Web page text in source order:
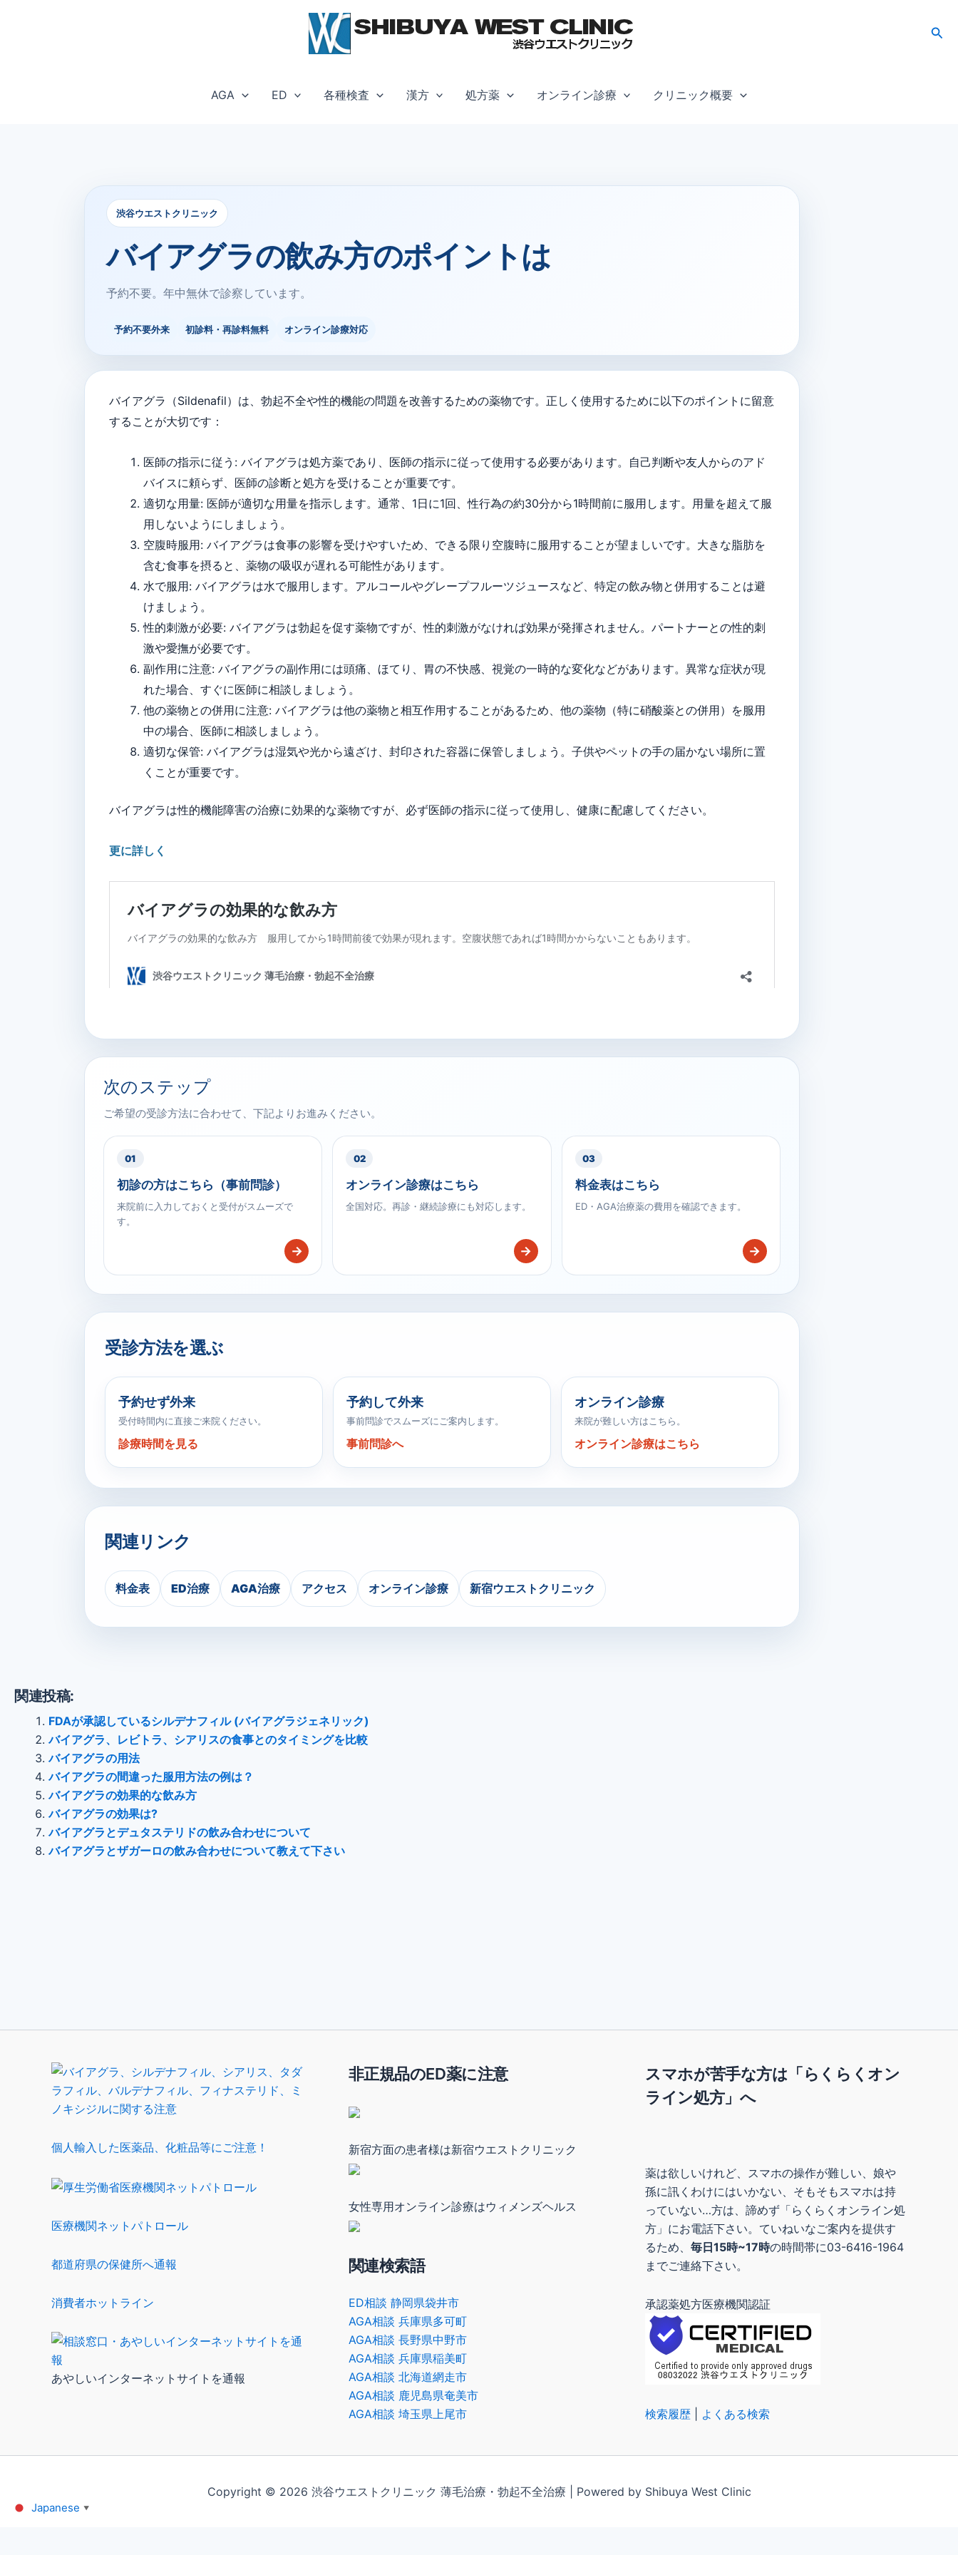
検
AGA ED 各種検査 漢方 処方薬 オンライン診療 クリニック概要
渋谷ウエストクリニック
バイアグラの飲み方のポイントは
予約不要。年中無休で診察しています。
予約不要外来 初診料・再診料無料 オンライン診療対応
バイアグラ（Sildenafil）は、勃起不全や性的機能の問題を改善するための薬物です。正しく使用するために以下のポイントに留意
することが大切です：
医師の指示に従う: バイアグラは処方薬であり、医師の指示に従って使用する必要があります。自己判断や友人からのアド
バイスに頼らず、医師の診断と処方を受けることが重要です。
適切な用量: 医師が適切な用量を指示します。通常、1日に1回、性行為の約30分から1時間前に服用します。用量を超えて服
用しないようにしましょう。
空腹時服用: バイアグラは食事の影響を受けやすいため、できる限り空腹時に服用することが望ましいです。大きな脂肪を
含む食事を摂ると、薬物の吸収が遅れる可能性があります。
水で服用: バイアグラは水で服用します。アルコールやグレープフルーツジュースなど、特定の飲み物と併用することは避
けましょう。
性的刺激が必要: バイアグラは勃起を促す薬物ですが、性的刺激がなければ効果が発揮されません。パートナーとの性的刺
激や愛撫が必要です。
副作用に注意: バイアグラの副作用には頭痛、ほてり、胃の不快感、視覚の一時的な変化などがあります。異常な症状が現
れた場合、すぐに医師に相談しましょう。
他の薬物との併用に注意: バイアグラは他の薬物と相互作用することがあるため、他の薬物（特に硝酸薬との併用）を服用
中の場合、医師に相談しましょう。
適切な保管: バイアグラは湿気や光から遠ざけ、封印された容器に保管しましょう。子供やペットの手の届かない場所に置
くことが重要です。
バイアグラは性的機能障害の治療に効果的な薬物ですが、必ず医師の指示に従って使用し、健康に配慮してください。
更に詳しく
次のステップ
ご希望の受診方法に合わせて、下記よりお進みください。
01
初診の方はこちら（事前問診）
来院前に入力しておくと受付がスムーズで
す。
→
02
オンライン診療はこちら
全国対応。再診・継続診療にも対応します。
→
03
料金表はこちら
ED・AGA治療薬の費用を確認できます。
→
受診方法を選ぶ
予約せず外来
受付時間内に直接ご来院ください。
診療時間を見る
予約して外来
事前問診でスムーズにご案内します。
事前問診へ
オンライン診療
来院が難しい方はこちら。
オンライン診療はこちら
関連リンク
料金表 ED治療 AGA治療 アクセス オンライン診療 新宿ウエストクリニック
関連投稿:
FDAが承認しているシルデナフィル (バイアグラジェネリック)
バイアグラ、レビトラ、シアリスの食事とのタイミングを比較
バイアグラの用法
バイアグラの間違った服用方法の例は？
バイアグラの効果的な飲み方
バイアグラの効果は?
バイアグラとデュタステリドの飲み合わせについて
バイアグラとザガーロの飲み合わせについて教えて下さい
個人輸入した医薬品、化粧品等にご注意！
医療機関ネットパトロール
都道府県の保健所へ通報
消費者ホットライン
あやしいインターネットサイトを通報
非正規品のED薬に注意
新宿方面の患者様は新宿ウエストクリニック
女性専用オンライン診療はウィメンズヘルス
関連検索語
ED相談 静岡県袋井市
AGA相談 兵庫県多可町
AGA相談 長野県中野市
AGA相談 兵庫県稲美町
AGA相談 北海道網走市
AGA相談 鹿児島県奄美市
AGA相談 埼玉県上尾市
スマホが苦手な方は「らくらくオン
ライン処方」へ
薬は欲しいけれど、スマホの操作が難しい、娘や
孫に訊くわけにはいかない、そもそもスマホは持
っていない…方は、諦めず「らくらくオンライン処
方」にお電話下さい。ていねいなご案内を提供す
るため、毎日15時~17時の時間帯に03-6416-1964
までご連絡下さい。
承認薬処方医療機関認証
検索履歴 よくある検索
Copyright © 2026 渋谷ウエストクリニック 薄毛治療・勃起不全治療 | Powered by Shibuya West Clinic
Japanese ▼